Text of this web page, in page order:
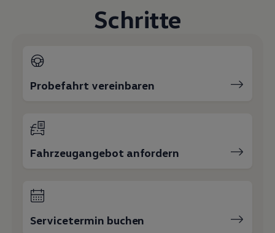
Schritte
Probefahrt vereinbaren
Fahrzeugangebot anfordern
Servicetermin buchen